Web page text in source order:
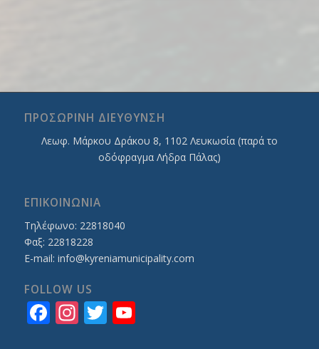
ΠΡΟΣΩΡΙΝΗ ΔΙΕΥΘΥΝΣΗ
Λεωφ. Mάρκου Δράκου 8, 1102 Λευκωσία (παρά το
οδόφραγμα Λήδρα Πάλας)
ΕΠΙΚΟΙΝΩΝΙΑ
Τηλέφωνο: 22818040
Φαξ: 22818228
E-mail: info@kyreniamunicipality.com
FOLLOW US
Facebook
Instagram
Twitter
YouTube